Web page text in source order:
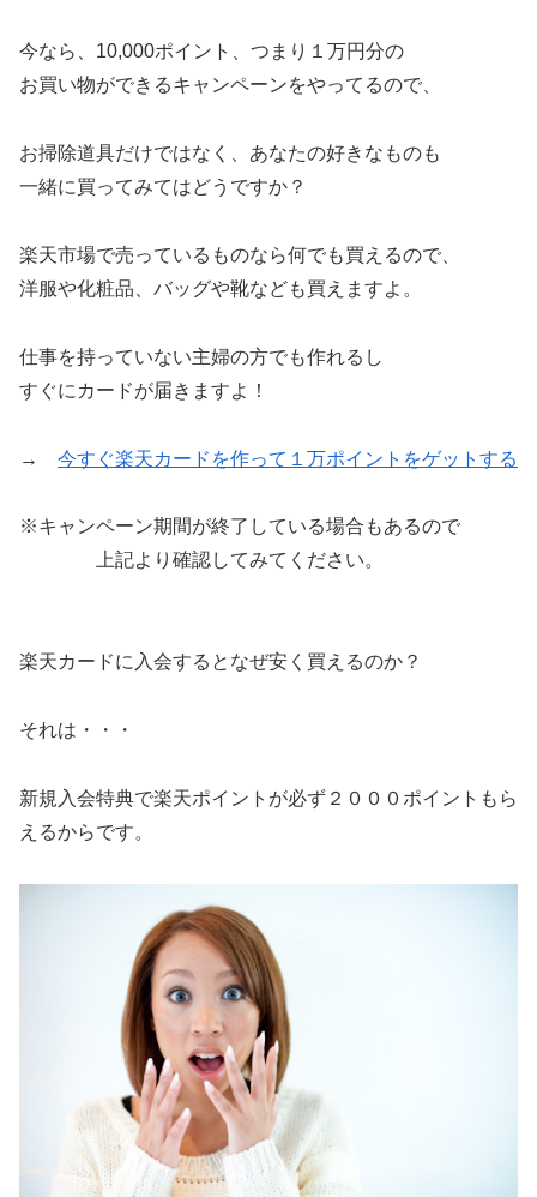
今なら、10,000ポイント、つまり１万円分の
お買い物ができるキャンペーンをやってるので、
お掃除道具だけではなく、あなたの好きなものも
一緒に買ってみてはどうですか？
楽天市場で売っているものなら何でも買えるので、
洋服や化粧品、バッグや靴なども買えますよ。
仕事を持っていない主婦の方でも作れるし
すぐにカードが届きますよ！
→ 今すぐ楽天カードを作って１万ポイントをゲットする
※キャンペーン期間が終了している場合もあるので
上記より確認してみてください。
楽天カードに入会するとなぜ安く買えるのか？
それは・・・
新規入会特典で楽天ポイントが必ず２０００ポイントもら
えるからです。